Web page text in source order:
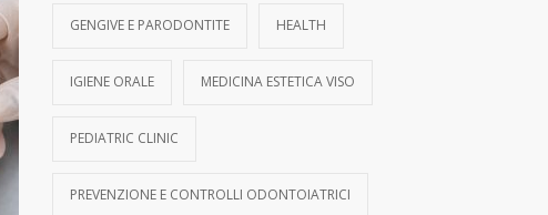
GENGIVE E PARODONTITE HEALTH
IGIENE ORALE MEDICINA ESTETICA VISO
PEDIATRIC CLINIC
PREVENZIONE E CONTROLLI ODONTOIATRICI